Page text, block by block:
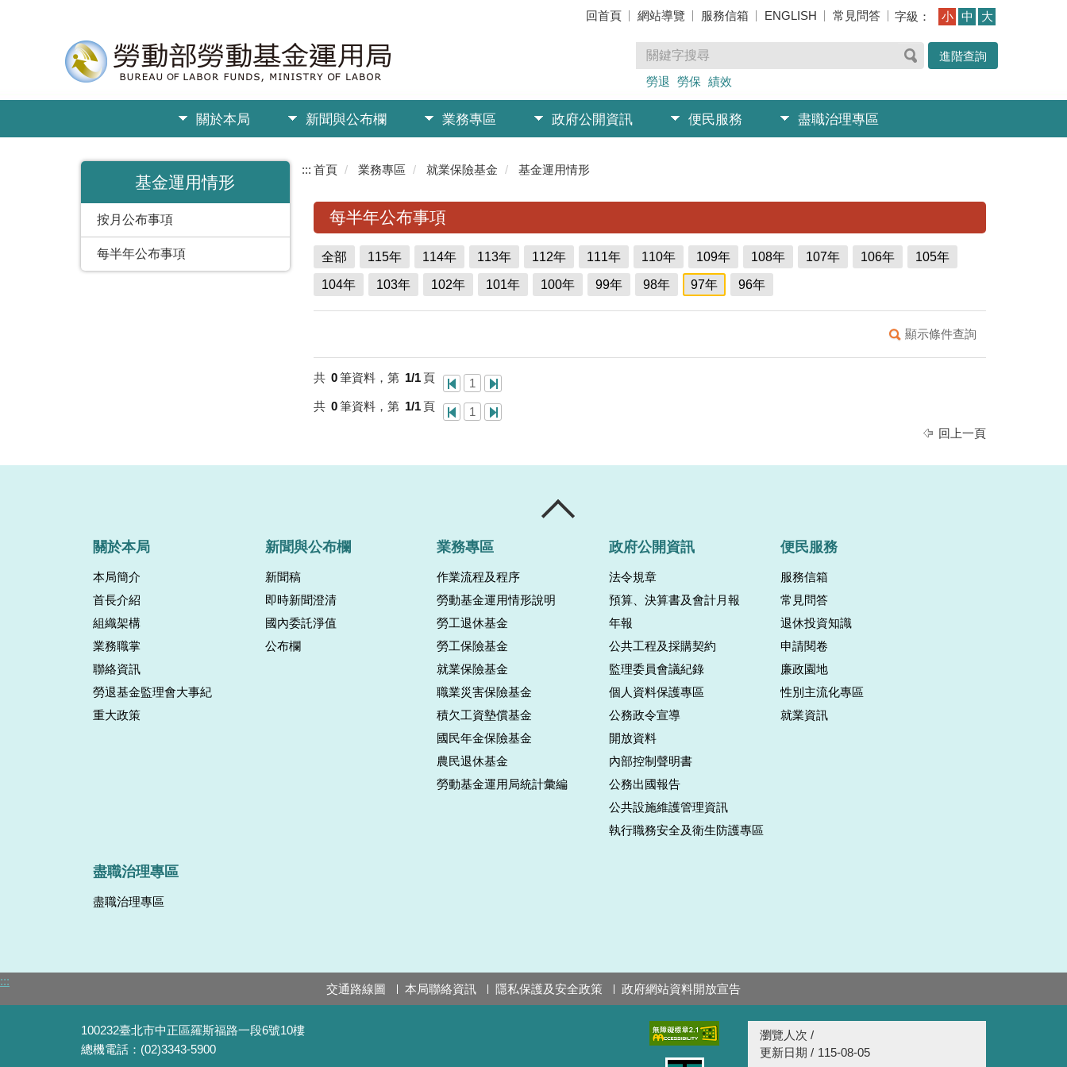
回首頁 網站導覽 服務信箱 ENGLISH 常見問答 字級： 小 中 大
進階查詢
勞退 勞保 績效
關於本局 新聞與公布欄 業務專區 政府公開資訊 便民服務 盡職治理專區
基金運用情形
按月公布事項
每半年公布事項
::: 首頁 業務專區 就業保險基金 基金運用情形
每半年公布事項
全部 115年 114年 113年 112年 111年 110年 109年 108年 107年 106年 105年
104年 103年 102年 101年 100年 99年 98年 97年 96年
顯示條件查詢
共 0 筆資料，第 1/1 頁
1
共 0 筆資料，第 1/1 頁
1
回上一頁
關於本局
本局簡介
首長介紹
組織架構
業務職掌
聯絡資訊
勞退基金監理會大事紀
重大政策
新聞與公布欄
新聞稿
即時新聞澄清
國內委託淨值
公布欄
業務專區
作業流程及程序
勞動基金運用情形說明
勞工退休基金
勞工保險基金
就業保險基金
職業災害保險基金
積欠工資墊償基金
國民年金保險基金
農民退休基金
勞動基金運用局統計彙編
政府公開資訊
法令規章
預算、決算書及會計月報
年報
公共工程及採購契約
監理委員會議紀錄
個人資料保護專區
公務政令宣導
開放資料
內部控制聲明書
公務出國報告
公共設施維護管理資訊
執行職務安全及衛生防護專區
便民服務
服務信箱
常見問答
退休投資知識
申請閱卷
廉政園地
性別主流化專區
就業資訊
盡職治理專區
盡職治理專區
:::
交通路線圖 本局聯絡資訊 隱私保護及安全政策 政府網站資料開放宣告
100232臺北市中正區羅斯福路一段6號10樓
總機電話：(02)3343-5900
瀏覽人次 /
更新日期 / 115-08-05